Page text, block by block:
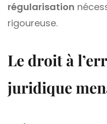
régularisation
rigoureuse.
Le droit à
juridique